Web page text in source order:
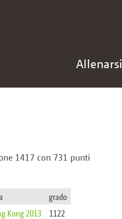
Allenarsi
1417 con 731 punti
grado
Kong 2013 1122